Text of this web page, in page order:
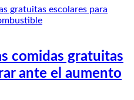
comidas gratuitas
ante el aumento